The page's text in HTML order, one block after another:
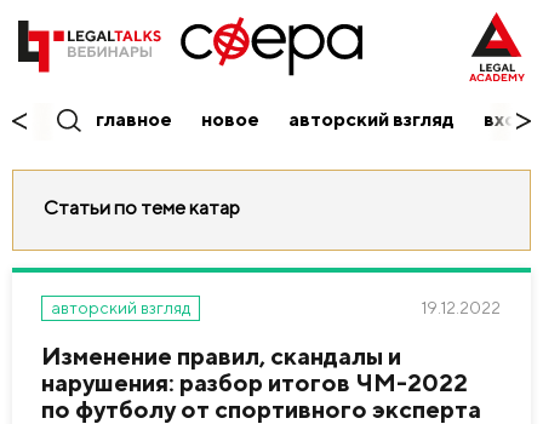
главное новое авторский взгляд вход/
Статьи по теме катар
авторский взгляд 19.12.2022
Изменение правил, скандалы и
нарушения: разбор итогов ЧМ-2022
по футболу от спортивного эксперта